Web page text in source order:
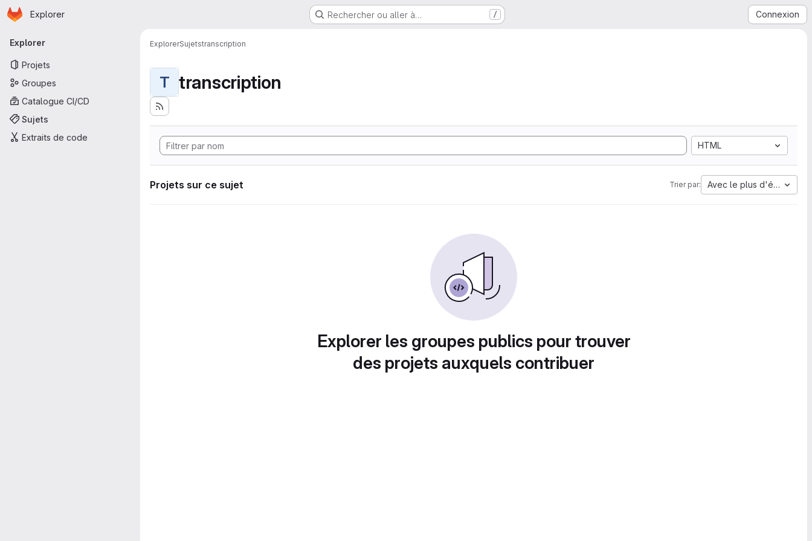
Passer au contenu principal
Page d'accueil
Explorer Rechercher ou aller à… / Connexion
Navigation principale
Explorer
Projets
Groupes
Catalogue CI/CD
Sujets
Extraits de code
ExplorerSujetstranscription
T transcription
HTML
Projets sur ce sujet Trier par: Avec le plus d'étoiles
Explorer les groupes publics pour trouver
des projets auxquels contribuer